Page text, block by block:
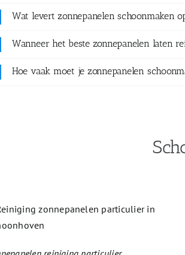
Wat levert zonnepanelen schoonmaken
Wanneer het beste zonnepanelen laten
Hoe vaak moet je zonnepanelen